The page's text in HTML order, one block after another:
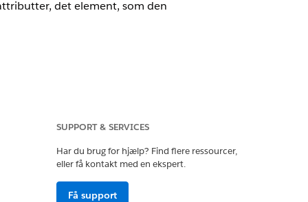
det element, som den
opretter en tilpasningsanmodning.
i tilpasningsanmodningen.
SUPPORT & SERVICES
Har du brug for hjælp? Find flere ressourcer,
eller få kontakt med en ekspert.
Få support